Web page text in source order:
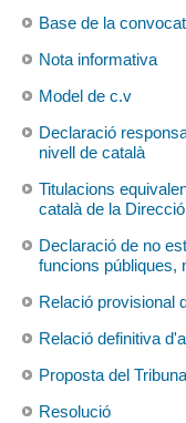
Base de la
Nota informativa
Model de c.v
Declaració
nivell de català
Titulacions
català de la
Declaració de no
funcions públiques,
Relació provisional
Relació definitiva
Proposta del
Resolució